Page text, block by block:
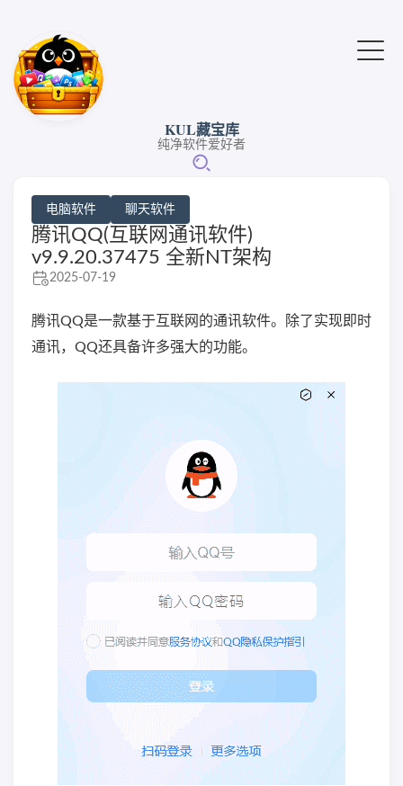
KUL藏宝库
纯净软件爱好者
电脑软件 聊天软件
腾讯QQ(互联网通讯软件)
v9.9.20.37475 全新NT架构
2025-07-19
腾讯QQ是一款基于互联网的通讯软件。除了实现即时
通讯，QQ还具备许多强大的功能。